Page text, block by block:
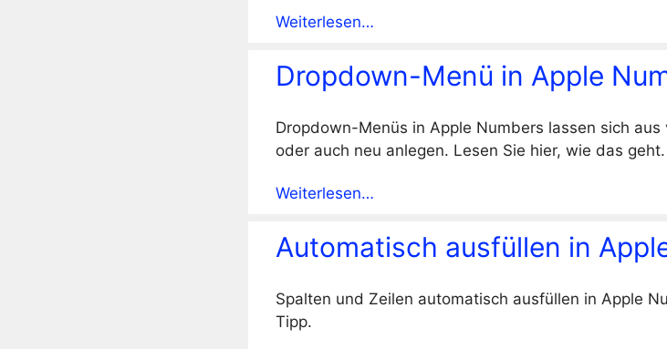
Weiterlesen…
Dropdown-Menü in Apple
Dropdown-Menüs in Apple Numbers lassen sich
oder auch neu anlegen. Lesen Sie hier, wie das geht.
Weiterlesen…
Automatisch ausfüllen in
Spalten und Zeilen automatisch ausfüllen in Apple
Tipp.